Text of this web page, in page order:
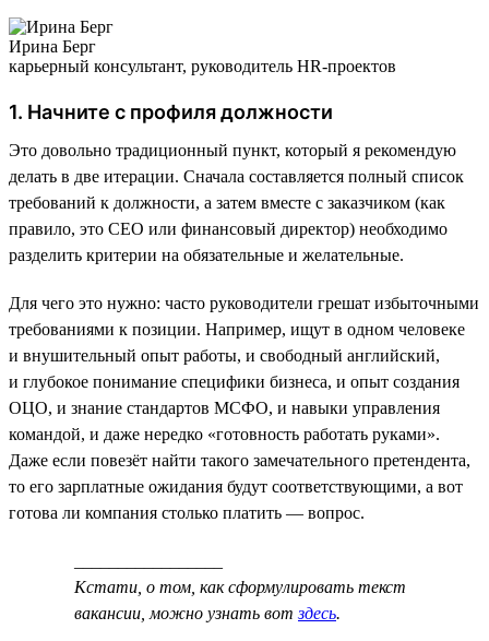
Ирина Берг
карьерный консультант, руководитель HR-проектов
1. Начните с профиля должности
Это довольно традиционный пункт, который я рекомендую
делать в две итерации. Сначала составляется полный список
требований к должности, а затем вместе с заказчиком (как
правило, это СЕО или финансовый директор) необходимо
разделить критерии на обязательные и желательные.
Для чего это нужно: часто руководители грешат избыточными
требованиями к позиции. Например, ищут в одном человеке
и внушительный опыт работы, и свободный английский,
и глубокое понимание специфики бизнеса, и опыт создания
ОЦО, и знание стандартов МСФО, и навыки управления
командой, и даже нередко «готовность работать руками».
Даже если повезёт найти такого замечательного претендента,
то его зарплатные ожидания будут соответствующими, а вот
готова ли компания столько платить — вопрос.
Кстати, о том, как сформулировать текст
вакансии, можно узнать вотздесь.